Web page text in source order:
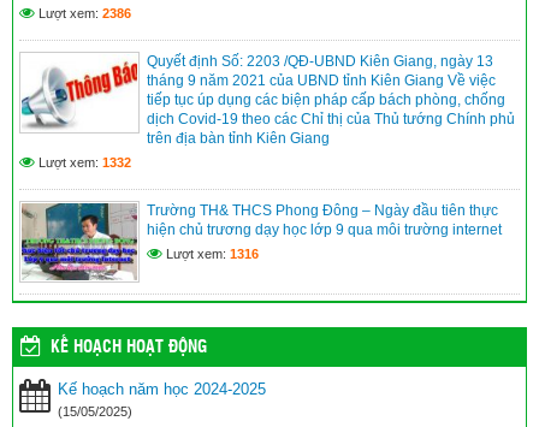
Lượt xem: 2386
Quyết định Số: 2203 /QĐ-UBND Kiên Giang, ngày 13
tháng 9 năm 2021 của UBND tỉnh Kiên Giang Về việc
tiếp tục úp dụng các biện pháp cấp bách phòng, chống
dịch Covid-19 theo các Chỉ thị của Thủ tướng Chính phủ
trên địa bàn tỉnh Kiên Giang
Lượt xem: 1332
Trường TH& THCS Phong Đông – Ngày đầu tiên thực
hiện chủ trương dạy học lớp 9 qua môi trường internet
Lượt xem: 1316
KẾ HOẠCH HOẠT ĐỘNG
Kế hoạch năm học 2024-2025
(15/05/2025)